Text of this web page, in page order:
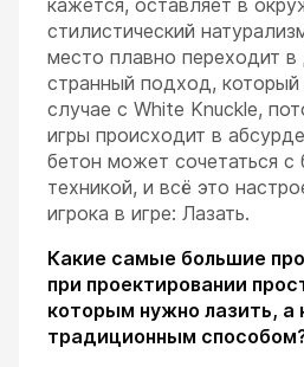
стилистический
место плавно переходит в
странный подход, который
случае с White Knuckle,
игры происходит в
бетон может сочетаться с
техникой, и всё это
игрока в игре: Лазать.
Какие самые большие
при проектировании
которым нужно лазить, а
традиционным